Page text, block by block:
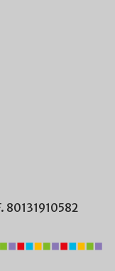
80131910582